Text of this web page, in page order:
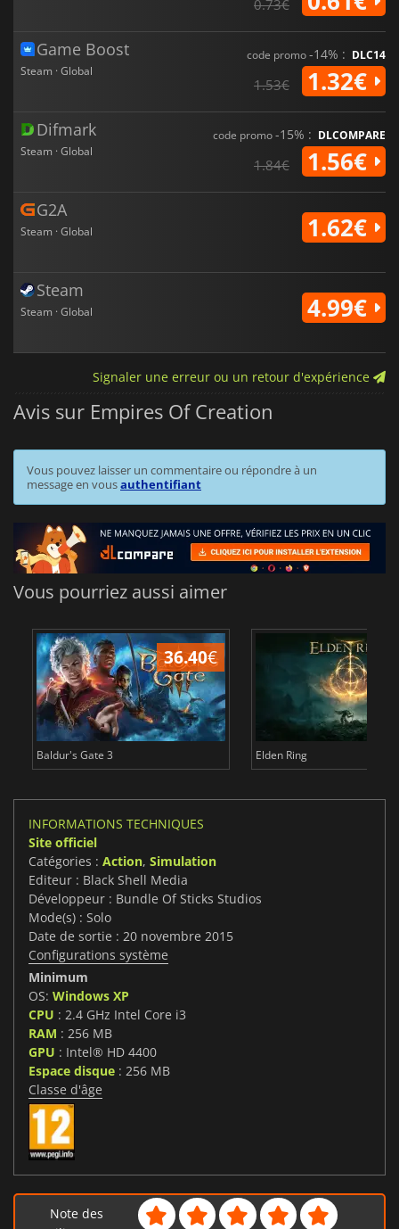
0.73€
Game Boost
Steam · Global
code promo-14% : DLC14
1.53€ 1.32€
Difmark
Steam · Global
code promo-15% : DLCOMPARE
1.84€ 1.56€
G2A
Steam · Global 1.62€
Steam
Steam · Global 4.99€
Signaler une erreur ou un retour d'expérience
Avis sur Empires Of Creation
Vous pouvez laisser un commentaire ou répondre à un
message en vousauthentifiant
Vous pourriez aussi aimer
36.40€
Baldur's Gate 3 Elden Ring
INFORMATIONS TECHNIQUES
Site officiel
Catégories : Action, Simulation
Editeur : Black Shell Media
Développeur : Bundle Of Sticks Studios
Mode(s) : Solo
Date de sortie : 20 novembre 2015
Configurations système
Minimum
OS: Windows XP
CPU : 2.4 GHz Intel Core i3
RAM : 256 MB
GPU : Intel® HD 4400
Espace disque : 256 MB
Classe d'âge
Note des